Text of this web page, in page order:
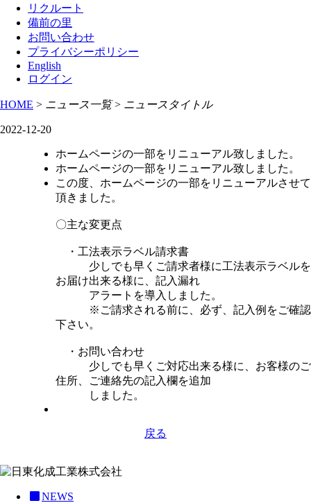
リクルート
備前の里
お問い合わせ
プライバシーポリシー
English
ログイン
HOME > ニュース一覧 > ニュースタイトル
2022-12-20
ホームページの一部をリニューアル致しました。
ホームページの一部をリニューアル致しました。
この度、ホームページの一部をリニューアルさせて
頂きました。
〇主な変更点
・工法表示ラベル請求書
少しでも早くご請求者様に工法表示ラベルを
お届け出来る様に、記入漏れ
アラートを導入しました。
※ご請求される前に、必ず、記入例をご確認
下さい。
・お問い合わせ
少しでも早くご対応出来る様に、お客様のご
住所、ご連絡先の記入欄を追加
しました。
戻る
NEWS